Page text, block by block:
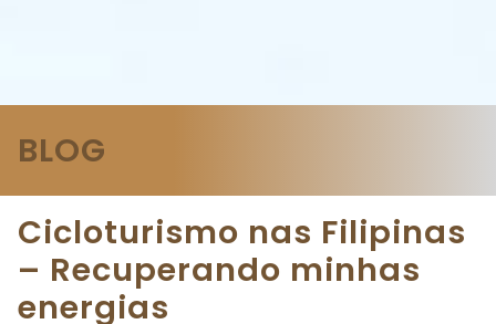
BLOG
Cicloturismo nas Filipinas
– Recuperando minhas
energias